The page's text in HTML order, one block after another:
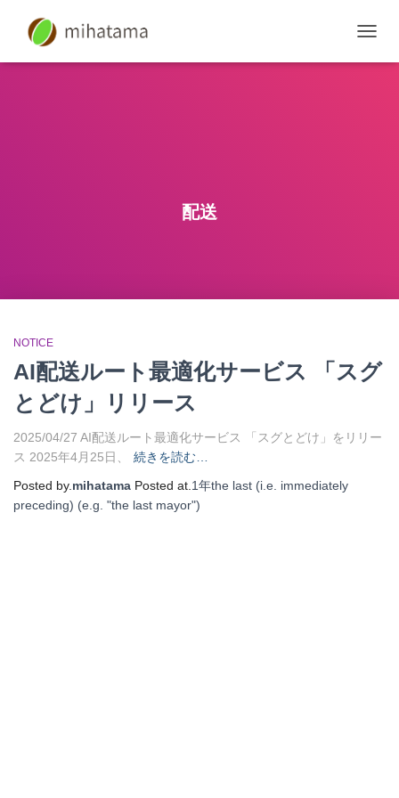
配送
NOTICE
AI配送ルート最適化サービス 「スグ
とどけ」リリース
2025/04/27 AI配送ルート最適化サービス 「スグとどけ」をリリー
ス 2025年4月25日、
続きを読む…
Posted by. mihatama Posted at. 1年the last (i.e. immediately
preceding) (e.g. "the last mayor")